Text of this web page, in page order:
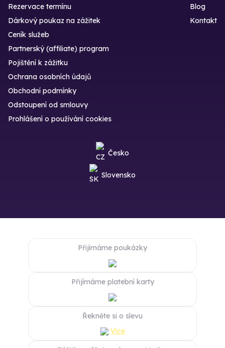
Rezervace termínu
Dárkový poukaz na zážitek
Blog
Kontakt
Ceník služeb
Partnerský (affiliate) program
Pojištění k zážitku
Ochrana osobních údajů
Obchodní podmínky
Odstoupení od smlouvy
Prohlášení o používání cookies
Česko
Slovensko
Přijímáme poukázky
Přijímáme platební karty
Řekněte si o slevu
Více